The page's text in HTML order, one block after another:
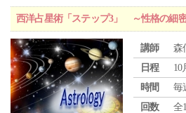
西洋占星術「ステップ3」 ～性格の細
講師
森
日程
10
時間
毎
回数
全